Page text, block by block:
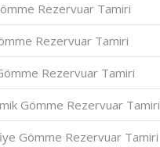
Rezervuar Tamiri
Rezervuar Tamiri
Rezervuar Tamiri
Gömme Rezervuar Tamiri
Gömme Rezervuar Tamiri